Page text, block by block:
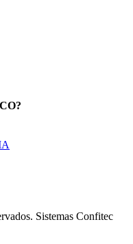
Sistemas Confitec